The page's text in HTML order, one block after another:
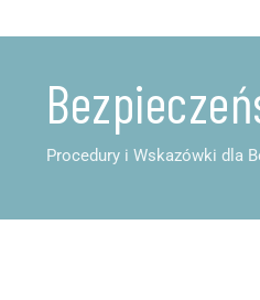
Procedury i Wskazówki dla